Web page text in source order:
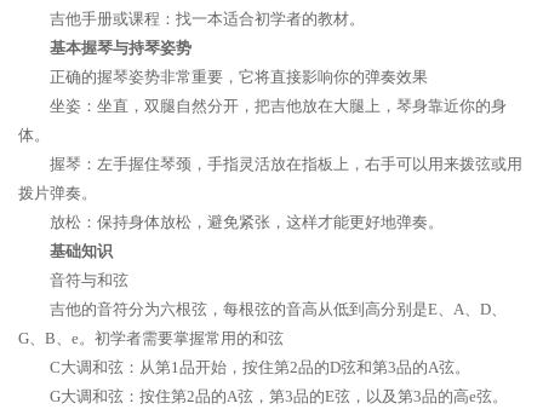
吉他手册或课程：找一本适合初学者的教材。
基本握琴与持琴姿势
正确的握琴姿势非常重要，它将直接影响你的弹奏效果
坐姿：坐直，双腿自然分开，把吉他放在大腿上，琴身靠近你的身
体。
握琴：左手握住琴颈，手指灵活放在指板上，右手可以用来拨弦或用
拨片弹奏。
放松：保持身体放松，避免紧张，这样才能更好地弹奏。
基础知识
音符与和弦
吉他的音符分为六根弦，每根弦的音高从低到高分别是E、A、D、
G、B、e。初学者需要掌握常用的和弦
C大调和弦：从第1品开始，按住第2品的D弦和第3品的A弦。
G大调和弦：按住第2品的A弦，第3品的E弦，以及第3品的高e弦。